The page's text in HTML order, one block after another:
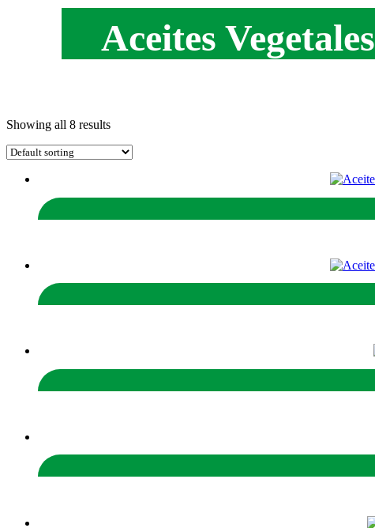
Aceites Vegetales
Showing all 8 results